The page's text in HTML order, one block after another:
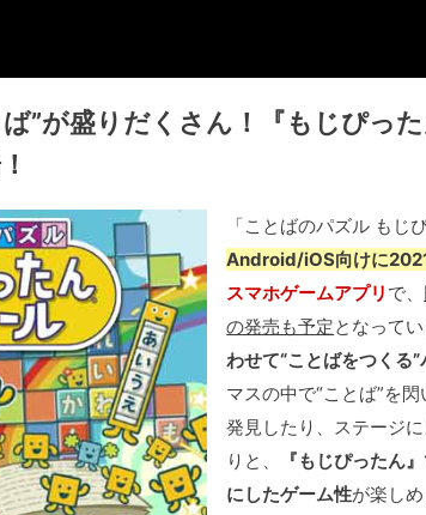
”が盛りだくさん！『もじぴっ
「ことばのパズル もじ
Android/iOS向けに
スマホゲームアプリ で、
の発売も予定となってい
わせて“ことばをつくる
マスの中で“ことば”を
発見したり、ステージ
りと、
『もじぴったん
にしたゲーム性が楽し